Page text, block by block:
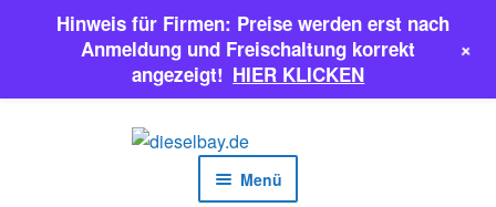
Menü
Hinweis für Firmen: Preise werden erst nach
Anmeldung und Freischaltung korrekt
angezeigt! HIER KLICKEN
+